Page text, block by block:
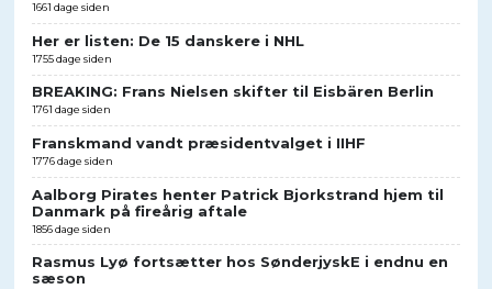
1661 dage siden
Her er listen: De 15 danskere i NHL
1755 dage siden
BREAKING: Frans Nielsen skifter til Eisbären Berlin
1761 dage siden
Franskmand vandt præsidentvalget i IIHF
1776 dage siden
Aalborg Pirates henter Patrick Bjorkstrand hjem til
Danmark på fireårig aftale
1856 dage siden
Rasmus Lyø fortsætter hos SønderjyskE i endnu en
sæson